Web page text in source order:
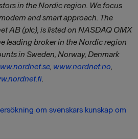
in the Nordic region. We focus
and smart approach. The
AB (plc), is listed on NASDAQ OMX
leading broker in the Nordic region
in Sweden, Norway, Denmark
, www.nordnet.no,
.
om svenskars kunskap om